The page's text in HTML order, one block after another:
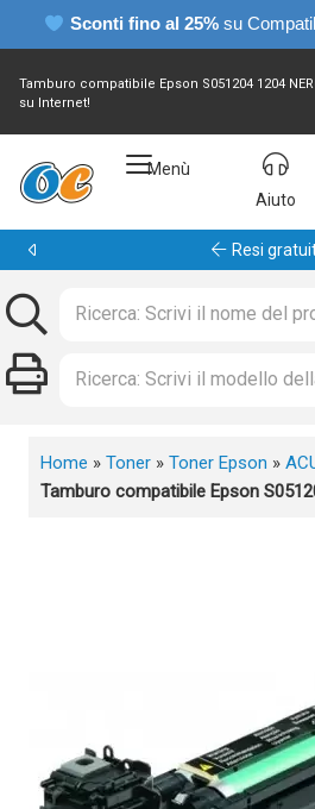
Sconti fino al 25% su
Tamburo compatibile Epson S051204 1204
su Internet!
Menù
Aiuto
Garanzia 24
Home » Toner » Toner Epson »
Tamburo compatibile Epson